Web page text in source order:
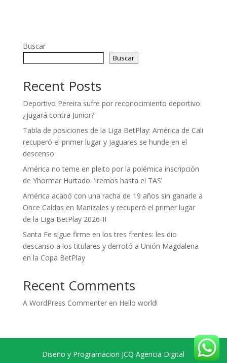
Buscar
Buscar
Recent Posts
Deportivo Pereira sufre por reconocimiento deportivo:
¿jugará contra Junior?
Tabla de posiciones de la Liga BetPlay: América de Cali
recuperó el primer lugar y Jaguares se hunde en el
descenso
América no teme en pleito por la polémica inscripción
de Yhormar Hurtado: ‘Iremos hasta el TAS’
América acabó con una racha de 19 años sin ganarle a
Once Caldas en Manizales y recuperó el primer lugar
de la Liga BetPlay 2026-II
Santa Fe sigue firme en los tres frentes: les dio
descanso a los titulares y derrotó a Unión Magdalena
en la Copa BetPlay
Recent Comments
A WordPress Commenteren Hello world!
Diseño y Programacion JCQ Agencia Digital